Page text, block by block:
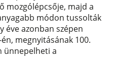
mozgólépcsője, majd a
módon tussolták
éve azonban szépen
megnyitásának 100.
ünnepelheti a